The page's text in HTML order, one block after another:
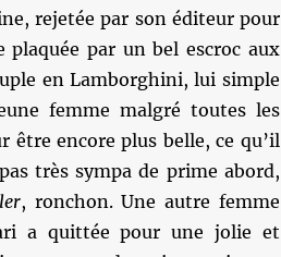
rejetée par son éditeur pour
par un bel escroc aux
en Lamborghini, lui simple
femme malgré toutes les
être encore plus belle, ce qu’il
très sympa de prime abord,
, ronchon. Une autre femme
a quittée pour une jolie et